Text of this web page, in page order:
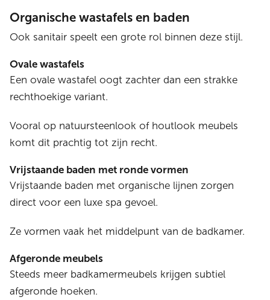
Organische wastafels en baden
Ook sanitair speelt een grote rol binnen deze stijl.
Ovale wastafels
Een ovale wastafel oogt zachter dan een strakke
rechthoekige variant.
Vooral op natuursteenlook of houtlook meubels
komt dit prachtig tot zijn recht.
Vrijstaande baden met ronde vormen
Vrijstaande baden met organische lijnen zorgen
direct voor een luxe spa gevoel.
Ze vormen vaak het middelpunt van de badkamer.
Afgeronde meubels
Steeds meer badkamermeubels krijgen subtiel
afgeronde hoeken.